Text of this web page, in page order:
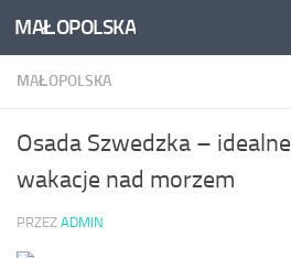
Skip to content
MAŁOPOLSKA
MAŁOPOLSKA
Osada Szwedzka –
wakacje nad morzem
PRZEZ ADMIN